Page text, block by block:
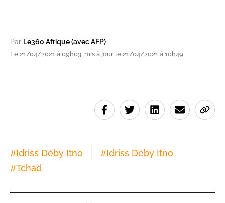
Par Le360 Afrique (avec AFP)
Le 21/04/2021 à 09h03, mis à jour le 21/04/2021 à 10h49
#Idriss Déby Itno #Idriss Déby Itno
#Tchad